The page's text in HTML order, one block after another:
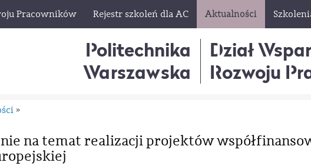
Pracowników Rejestr szkoleń dla AC Aktualności
Politechnika
Warszawska
Dział
Rozwoju
»
na temat realizacji projektów